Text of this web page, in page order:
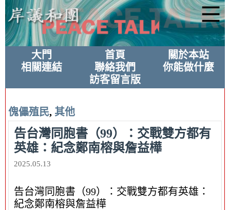
大門 首頁
關於本站
相關連結
聯絡我們
你能做什麼
訪客留言版
傀儡殖民, 其他
告台灣同胞書（99）：交戰雙方都有
英雄：紀念鄭南榕與詹益樺
2025.05.13
告台灣同胞書（99）：交戰雙方都有英雄：
紀念鄭南榕與詹益樺